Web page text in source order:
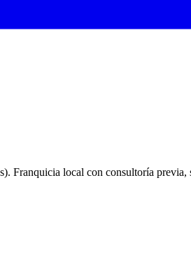
). Franquicia local con consultoría